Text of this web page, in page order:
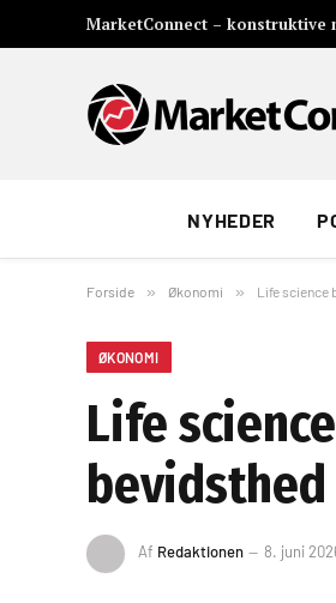
MarketConnect –
NYHEDER
Forside » Økonomi » Life science
ØKONOMI
Life
bevidsthed
Af Redaktionen 8. juni